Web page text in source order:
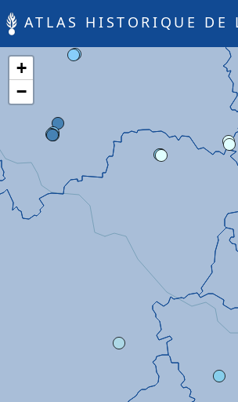
ATLAS HISTORIQUE DE
+
−